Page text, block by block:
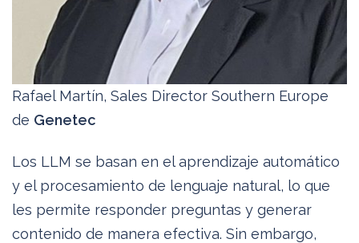
Rafael Martín, Sales Director Southern Europe
de Genetec
Los LLM se basan en el aprendizaje automático
y el procesamiento de lenguaje natural, lo que
les permite responder preguntas y generar
contenido de manera efectiva. Sin embargo,